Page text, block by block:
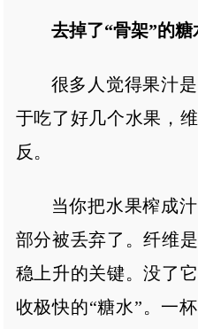
去掉了“骨架”的糖
很多人觉得果汁
于吃了好几个水果，
反。
当你把水果榨成
部分被丢弃了。纤维
稳上升的关键。没了
收极快的“糖水”。一